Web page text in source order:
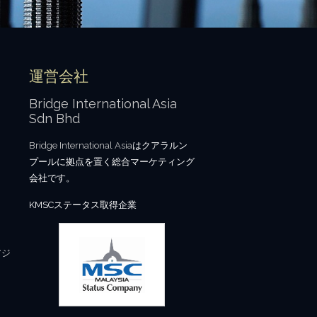
運営会社
Bridge International Asia
Sdn Bhd
Bridge International Asiaはクアラルン
プールに拠点を置く総合マーケティング
会社です。
KMSCステータス取得企業